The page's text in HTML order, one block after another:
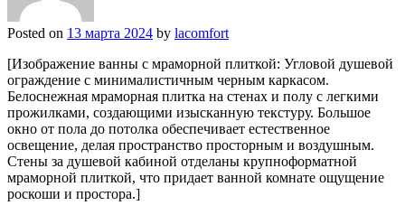
Posted on 13 марта 2024 by lacomfort
[Изображение ванны с мраморной плиткой: Угловой душевой
ограждение с минималистичным черным каркасом.
Белоснежная мраморная плитка на стенах и полу с легкими
прожилками, создающими изысканную текстуру. Большое
окно от пола до потолка обеспечивает естественное
освещение, делая пространство просторным и воздушным.
Стены за душевой кабиной отделаны крупноформатной
мраморной плиткой, что придает ванной комнате ощущение
роскоши и простора.]